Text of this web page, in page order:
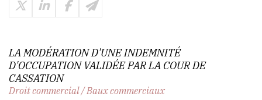
LA MODÉRATION D'UNE INDEMNITÉ
D'OCCUPATION VALIDÉE PAR LA COUR DE
CASSATION
Droit commercial/Baux commerciaux